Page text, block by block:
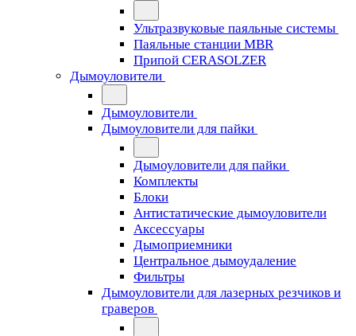
Ультразвуковые паяльные системы
Паяльные станции MBR
Припой CERASOLZER
Дымоуловители
Дымоуловители
Дымоуловители для пайки
Дымоуловители для пайки
Комплекты
Блоки
Антистатические дымоуловители
Аксессуары
Дымоприемники
Центральное дымоудаление
Фильтры
Дымоуловители для лазерных резчиков и
граверов